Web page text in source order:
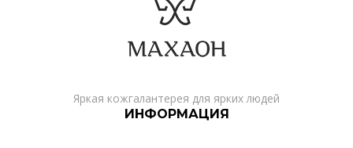
Яркая кожгалантерея для ярких людей
ИНФОРМАЦИЯ